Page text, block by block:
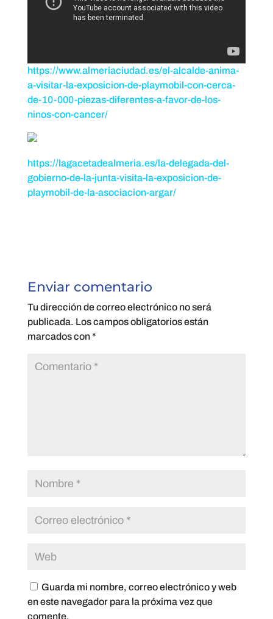
https://www.almeriaciudad.es/el-alcalde-anima-
a-visitar-la-exposicion-de-playmobil-con-cerca-
de-10-000-piezas-diferentes-a-favor-de-los-
ninos-con-cancer/
https://lagacetadealmeria.es/la-delegada-del-
gobierno-de-la-junta-visita-la-exposicion-de-
playmobil-de-la-asociacion-argar/
Enviar comentario
Tu dirección de correo electrónico no será
publicada. Los campos obligatorios están
marcados con*
Guarda mi nombre, correo electrónico y web
en este navegador para la próxima vez que
comente.